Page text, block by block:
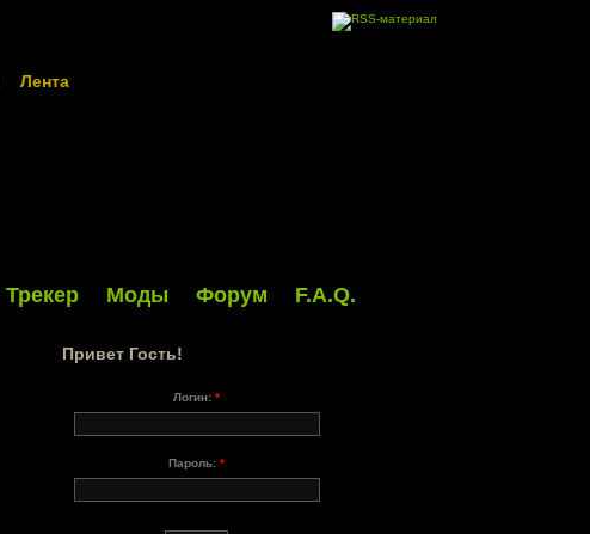
Лента
Трекер Моды Форум F.A.Q.
Привет Гость!
Логин: *
Пароль: *